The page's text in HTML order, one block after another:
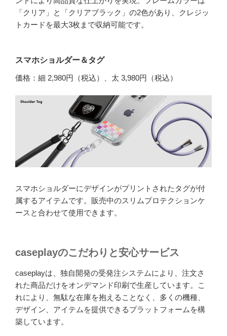
「クリア」と「クリアブラック」の2色があり、クレジッ
トカードを最大3枚まで収納可能です。
スマホショルダー＆タグ
価格：細 2,980円（税込）、太 3,980円（税込）
スマホショルダーにデザインがプリントされたタグが付
属するアイテムです。販売中のスリムプロテクションケ
ースと合わせて使用できます。
caseplayのこだわりと安心サービス
caseplayは、独自開発の受発注システムにより、注文さ
れた商品だけをオンデマンド印刷で生産しています。こ
れにより、無駄な在庫を抱えることなく、多くの機種、
デザイン、アイテムを提供できるプラットフォームを構
築しています。